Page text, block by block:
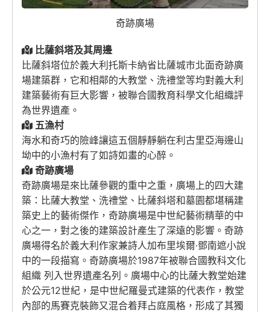
奇跡廣場
比薩斜塔及其周邊
比薩斜塔位於義大利托斯卡納省比薩城市北面奇跡廣
場建築群，它和相鄰的大教堂、洗禮堂等均對義大利
建築藝術有巨大影響，被聯合國教育科學文化組織評
為世界遺產。
五漁村
海水和奇巧的險峰讓這五個靜靜躺在利古里亞海邊山
坳中的小漁村有了如詩如畫的心醉。
奇跡廣場
奇跡廣場是來比薩參觀的重中之重，廣場上的四大建
築：比薩大教堂、洗禮堂、比薩斜塔和墓園都堪稱建
築史上的藝術傑作，奇跡廣場是中世紀藝術精華的中
心之一，對之後的建築設計產生了深遠的影響。奇跡
廣場得名於義大利作家兼詩人加布里埃爾·鄧南遮小說
中的一段描寫。奇跡廣場於1987年被聯合國教科文化
組織 列入世界遺產名列。廣場中心的比薩大教堂始建
於公元12世紀，是中世紀羅曼式建築的代表作，教堂
內部的馬賽克裝飾又混合着拜占庭風格，形成了其獨